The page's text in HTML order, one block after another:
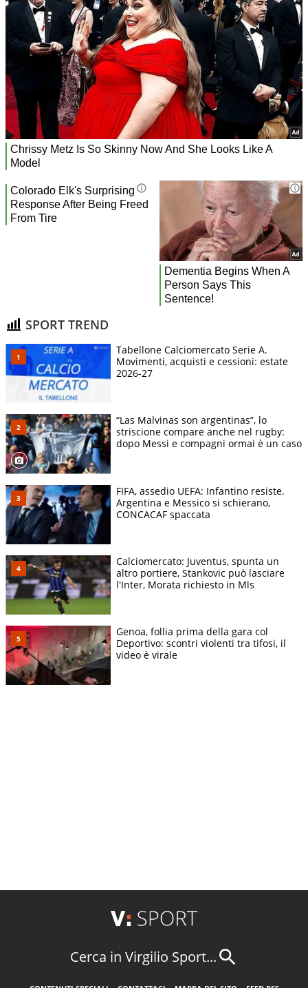
SPORT TREND
Tabellone Calciomercato Serie A.
Movimenti, acquisti e cessioni: estate
2026-27
“Las Malvinas son argentinas”, lo
striscione compare anche nel rugby:
dopo Messi e compagni ormai è un caso
FIFA, assedio UEFA: Infantino resiste.
Argentina e Messico si schierano,
CONCACAF spaccata
Calciomercato: Juventus, spunta un
altro portiere, Stankovic può lasciare
l'Inter, Morata richiesto in Mls
Genoa, follia prima della gara col
Deportivo: scontri violenti tra tifosi, il
video è virale
Cerca in Virgilio Sport...